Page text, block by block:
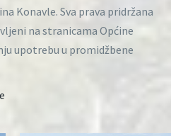
Konavle. Sva prava pridržana
na stranicama Općine
upotrebu u promidžbene